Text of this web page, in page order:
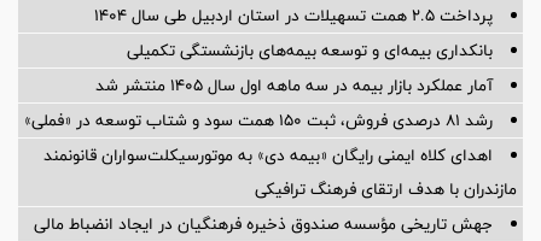
پرداخت ۲.۵ همت تسهیلات در استان اردبیل طی سال ۱۴۰۴
بانکداری بیمه‌ای و توسعه بیمه‌های بازنشستگی تکمیلی
آمار عملكرد بازار بیمه در سه ماهه اول سال 1405 منتشر شد
رشد ۸۱ درصدی فروش، ثبت ۱۵۰ همت سود و شتاب توسعه در «فملی»
اهدای کلاه ایمنی رایگان «بیمه دی» به موتورسیکلت‌سواران قانونمند
مازندران با هدف ارتقای فرهنگ ترافیکی
جهش تاریخی مؤسسه صندوق ذخیره فرهنگیان در ایجاد انضباط مالی